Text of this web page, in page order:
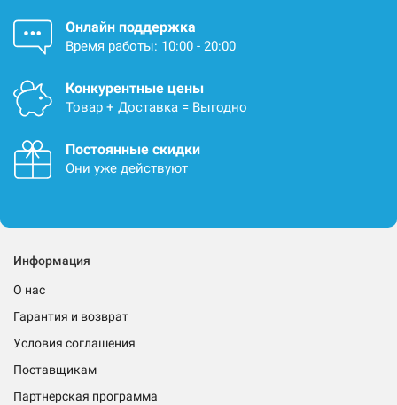
Онлайн поддержка
Время работы: 10:00 - 20:00
Конкурентные цены
Товар + Доставка = Выгодно
Постоянные скидки
Они уже действуют
Информация
О нас
Гарантия и возврат
Условия соглашения
Поставщикам
Партнерская программа